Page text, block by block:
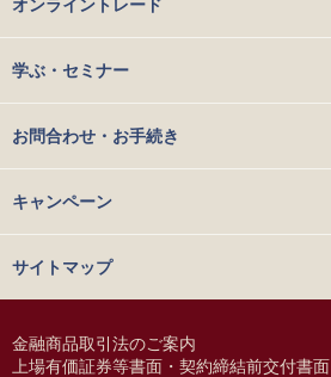
オンライントレード
学ぶ・セミナー
お問合わせ・お手続き
キャンペーン
サイトマップ
金融商品取引法のご案内
上場有価証券等書面・契約締結前交付書面